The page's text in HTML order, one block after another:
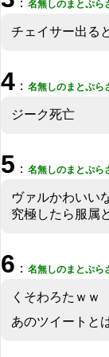
： 名無しのまとぷら
チェイサー出る
4 ： 名無しのまとぷら
ジーク死亡
5 ： 名無しのまとぷら
ヴァルかわいい
究極したら服属
6 ： 名無しのまとぷら
くそわろたｗｗ
あのツイートと